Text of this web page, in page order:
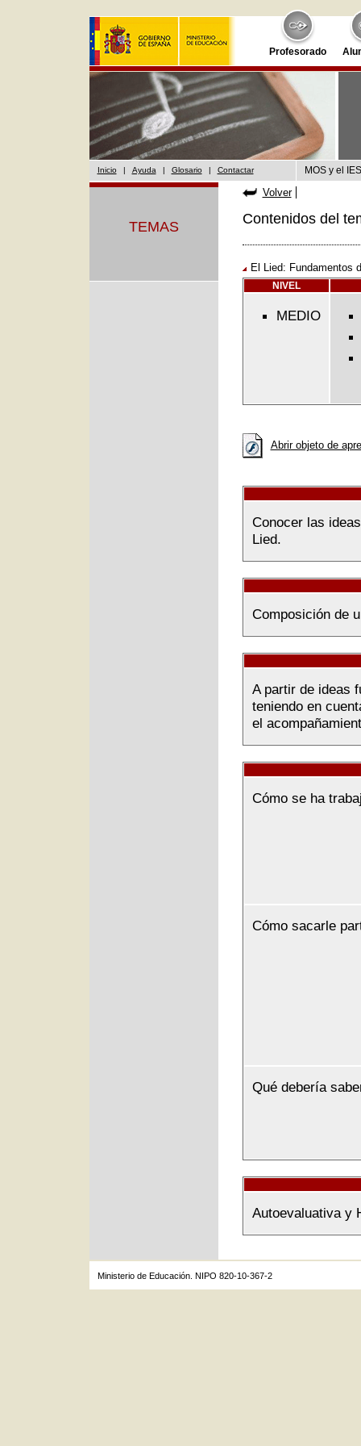
Profesorado
Inicio | Ayuda | Glosario | Contactar MOS y el
TEMAS
Volver
Contenidos del
El Lied: Fundamentos
NIVEL
MEDIO
Abrir objeto de
Conocer las
Lied.
Composición de
A partir de ideas
teniendo en
el
Cómo se ha
Cómo sacarle
Qué debería
Autoevaluativa y
Ministerio de Educación. NIPO 820-10-367-2